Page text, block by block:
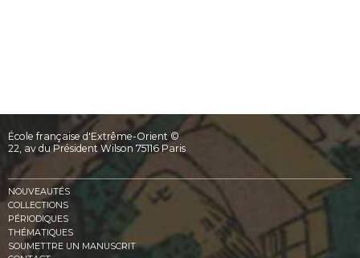
École française d'Extrême-Orient ©
22, av du Président Wilson 75116 Paris
NOUVEAUTÉS
COLLECTIONS
PÉRIODIQUES
THÉMATIQUES
SOUMETTRE UN MANUSCRIT